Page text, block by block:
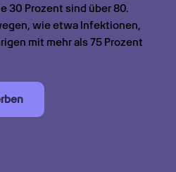
30 Prozent sind über 80.
wie etwa Infektionen,
mit mehr als 75 Prozent